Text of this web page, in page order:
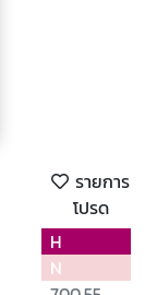
รายการ
โปรด
H
N